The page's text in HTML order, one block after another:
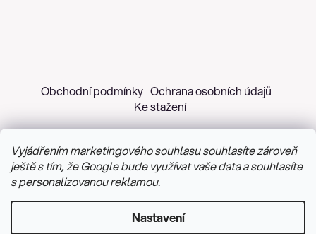
Vyjádřením marketingového souhlasu souhlasíte zároveň
ještě s tím, že Google bude využívat vaše data a souhlasíte
s personalizovanou reklamou.
Nastavení
Obchodní podmínky Ochrana osobních údajů
Ke stažení
Upravit nastavení cookies